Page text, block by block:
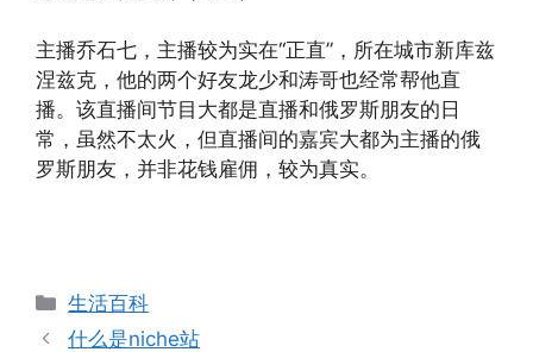
主播乔石七，主播较为实在“正直”，所在城市新库兹
涅兹克，他的两个好友龙少和涛哥也经常帮他直
播。该直播间节目大都是直播和俄罗斯朋友的日
常，虽然不太火，但直播间的嘉宾大都为主播的俄
罗斯朋友，并非花钱雇佣，较为真实。
分
类
生活百科
什么是niche站